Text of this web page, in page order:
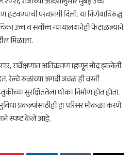
परवानगी दिली. या निर्णयाविरुद्ध
उच्च व सर्वोच्च न्यायालयानेही फेटाळल्याने
मिळाला.
सर्वेक्षणात अतिक्रमण म्हणून नोंद झालेली
रेल्वे रुळांच्या अगदी जवळ ही वस्ती
सुरक्षिततेला धोका निर्माण होत होता.
प्रकल्पांसाठीही हा परिसर मोकळा करणे
स्पष्ट केले आहे.